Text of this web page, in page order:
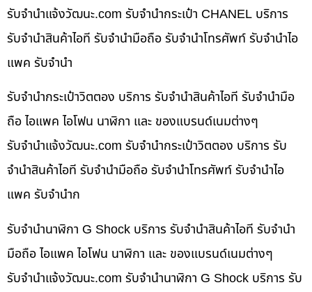
รับจํานําแจ้งวัฒนะ.com รับจำนำกระเป๋า CHANEL บริการ
รับจำนำสินค้าไอที รับจำนำมือถือ รับจำนำโทรศัพท์ รับจำนำไอ
แพค รับจำนำ
รับจำนำกระเป๋าวิตตอง บริการ รับจำนำสินค้าไอที รับจำนำมือ
ถือ ไอแพค ไอโฟน นาฬิกา และ ของแบรนด์เนมต่างๆ
รับจํานําแจ้งวัฒนะ.com รับจำนำกระเป๋าวิตตอง บริการ รับ
จำนำสินค้าไอที รับจำนำมือถือ รับจำนำโทรศัพท์ รับจำนำไอ
แพค รับจำนำก
รับจำนำนาฬิกา G Shock บริการ รับจำนำสินค้าไอที รับจำนำ
มือถือ ไอแพค ไอโฟน นาฬิกา และ ของแบรนด์เนมต่างๆ
รับจํานําแจ้งวัฒนะ.com รับจำนำนาฬิกา G Shock บริการ รับ